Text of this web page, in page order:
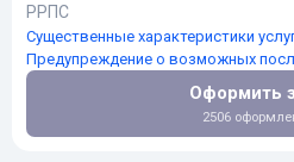
РРПС
Существенные характеристики
Предупреждение о возможных
Оформить
2506